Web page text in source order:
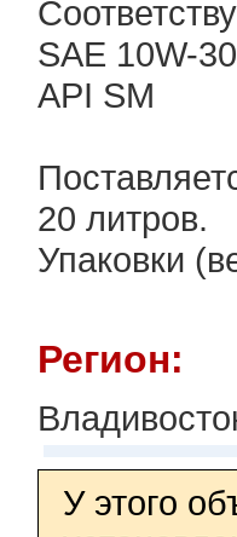
SAE 10W-30
API SM
20 литров.
Упаковки
Регион:
У этого